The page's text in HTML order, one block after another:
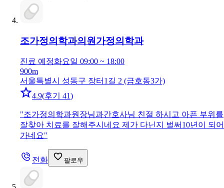
조가정의학과의원 가정의학과
진료 예정화요일 09:00 ~ 18:00
900m
서울특별시 성동구 장터1길 2 (금호동3가)
4.9(후기 41)
"조가정의학과원장님과간호사님 친절 하시고 아픈 부위를
잘찾아 치료를 잘해주시네요 제가 다닌지 벌써10년이 되어
가네요"
전화 팔로우